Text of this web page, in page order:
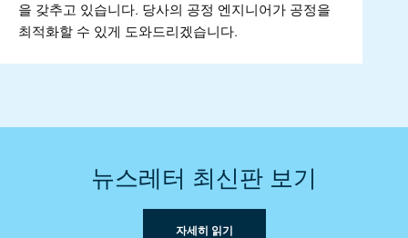
을 갖추고 있습니다. 당사의 공정 엔지니어가 공정을
최적화할 수 있게 도와드리겠습니다.
뉴스레터 최신판 보기
자세히 읽기